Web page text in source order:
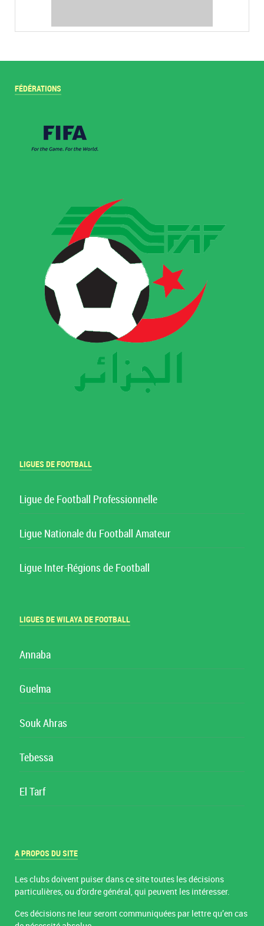
FÉDÉRATIONS
LIGUES DE FOOTBALL
Ligue de Football Professionnelle
Ligue Nationale du Football Amateur
Ligue Inter-Régions de Football
LIGUES DE WILAYA DE FOOTBALL
Annaba
Guelma
Souk Ahras
Tebessa
El Tarf
A PROPOS DU SITE
Les clubs doivent puiser dans ce site toutes les décisions
particulières, ou d’ordre général, qui peuvent les intéresser.
Ces décisions ne leur seront communiquées par lettre qu’en cas